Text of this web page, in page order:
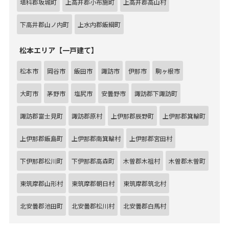
埴科郡坂城町 上高井郡小布施町 上高井郡高山村
下高井郡山ノ内町 上水内郡飯綱町
松本エリア【一戸建て】
松本市 岡谷市 飯田市 諏訪市 伊那市 駒ヶ根市
大町市 茅野市 塩尻市 安曇野市 諏訪郡下諏訪町
諏訪郡富士見町 諏訪郡原村 上伊那郡辰野町 上伊那郡箕輪町
上伊那郡飯島町 上伊那郡南箕輪村 上伊那郡宮田村
下伊那郡松川町 下伊那郡高森町 木曽郡木祖村 木曽郡木曽町
東筑摩郡山形村 東筑摩郡朝日村 東筑摩郡筑北村
北安曇郡池田町 北安曇郡松川村 北安曇郡白馬村